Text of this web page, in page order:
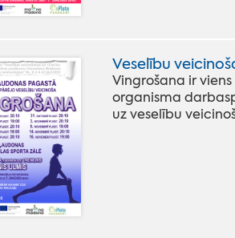
Veselību
Vingrošana ir
organisma
uz veselību